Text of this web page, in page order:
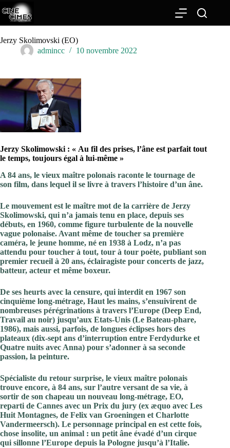
Passer
au
contenu
Jerzy Skolimovski (EO)
admincc
10 novembre 2022
Jerzy Skolimowski : « Au fil des prises, l’âne est parfait tout
le temps, toujours égal à lui-même »
A 84 ans, le vieux maître polonais raconte le tournage de
son film, dans lequel il se livre à travers l’histoire d’un âne.
Le mouvement est le maître mot de la carrière de Jerzy
Skolimowski, qui n’a jamais tenu en place, depuis ses
débuts, en 1960, comme figure turbulente de la nouvelle
vague polonaise. Avant même de toucher sa première
caméra, le jeune homme, né en 1938 à Lodz, n’a pas
attendu pour toucher à tout, tour à tour poète, publiant son
premier recueil à 20 ans, éclairagiste pour concerts de jazz,
batteur, acteur et même boxeur.
De ses heurts avec la censure, qui interdit en 1967 son
cinquième long-métrage, Haut les mains, s’ensuivirent de
nombreuses pérégrinations à travers l’Europe (Deep End,
Travail au noir) jusqu’aux Etats-Unis (Le Bateau-phare,
1986), mais aussi, parfois, de longues éclipses hors des
plateaux (dix-sept ans d’interruption entre Ferdydurke et
Quatre nuits avec Anna) pour s’adonner à sa seconde
passion, la peinture.
Spécialiste du retour surprise, le vieux maître polonais
trouve encore, à 84 ans, sur l’autre versant de sa vie, à
sortir de son chapeau un nouveau long-métrage, EO,
reparti de Cannes avec un Prix du jury (ex æquo avec Les
Huit Montagnes, de Felix van Groeningen et Charlotte
Vandermeersch). Le personnage principal en est cette fois,
chose insolite, un animal : un petit âne évadé d’un cirque
qui sillonne l’Europe depuis la Pologne jusqu’à l’Italie.